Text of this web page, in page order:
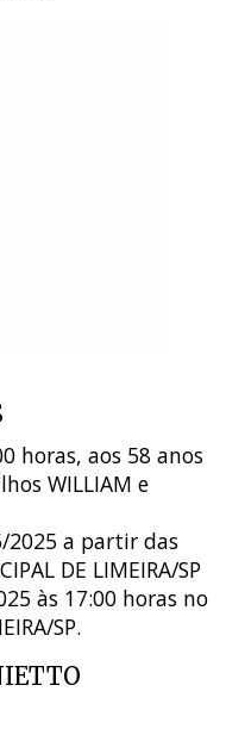
horas, aos 58 anos
WILLIAM e
2025 a partir das
DE LIMEIRA/SP
às 17:00 horas no
SP.